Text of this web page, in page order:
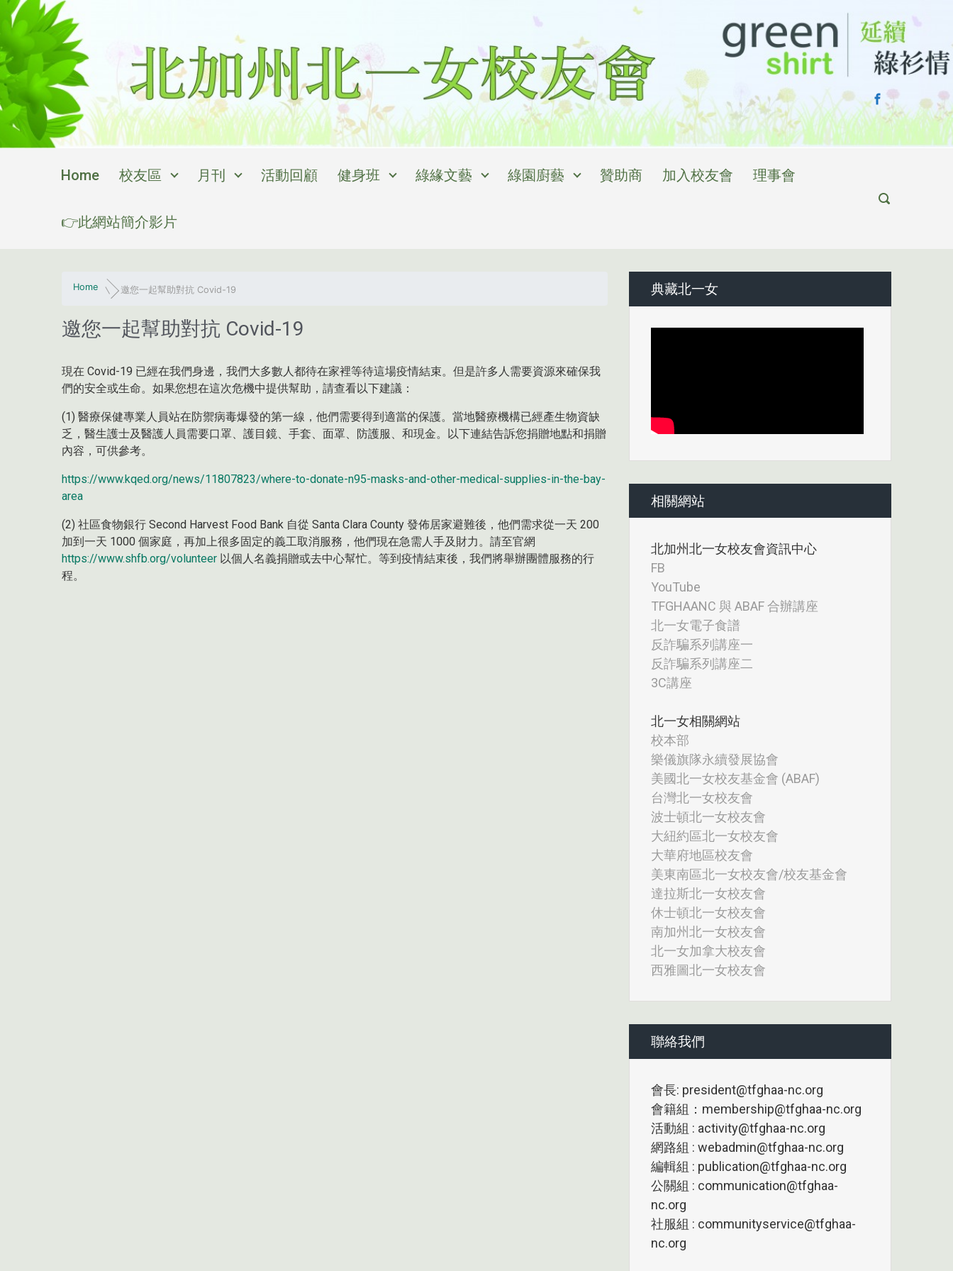
Skip to main content
Home 校友區 月刊 活動回顧 健身班 綠緣文藝 綠園廚藝 贊助商 加入校友會 理事會
👉此網站簡介影片
Home 邀您一起幫助對抗 Covid-19
邀您一起幫助對抗 Covid-19
現在 Covid-19 已經在我們身邊，我們大多數人都待在家裡等待這場疫情結束。但是許多人需要資源來確保我
們的安全或生命。如果您想在這次危機中提供幫助，請查看以下建議：
(1) 醫療保健專業人員站在防禦病毒爆發的第一線，他們需要得到適當的保護。當地醫療機構已經產生物資缺
乏，醫生護士及醫護人員需要口罩、護目鏡、手套、面罩、防護服、和現金。以下連結告訴您捐贈地點和捐贈
內容，可供參考。
https://www.kqed.org/news/11807823/where-to-donate-n95-masks-and-other-medical-supplies-in-the-bay-
area
(2) 社區食物銀行 Second Harvest Food Bank 自從 Santa Clara County 發佈居家避難後，他們需求從一天 200
加到一天 1000 個家庭，再加上很多固定的義工取消服務，他們現在急需人手及財力。請至官網
https://www.shfb.org/volunteer 以個人名義捐贈或去中心幫忙。等到疫情結束後，我們將舉辦團體服務的行
程。
典藏北一女
相關網站
北加州北一女校友會資訊中心
FB
YouTube
TFGHAANC 與 ABAF 合辦講座
北一女電子食譜
反詐騙系列講座一
反詐騙系列講座二
3C講座
北一女相關網站
校本部
樂儀旗隊永續發展協會
美國北一女校友基金會 (ABAF)
台灣北一女校友會
波士頓北一女校友會
大紐約區北一女校友會
大華府地區校友會
美東南區北一女校友會/校友基金會
達拉斯北一女校友會
休士頓北一女校友會
南加州北一女校友會
北一女加拿大校友會
西雅圖北一女校友會
聯絡我們
會長: president@tfghaa-nc.org
會籍組：membership@tfghaa-nc.org
活動組 : activity@tfghaa-nc.org
網路組 : webadmin@tfghaa-nc.org
編輯組 : publication@tfghaa-nc.org
公關組 : communication@tfghaa-
nc.org
社服組 : communityservice@tfghaa-
nc.org